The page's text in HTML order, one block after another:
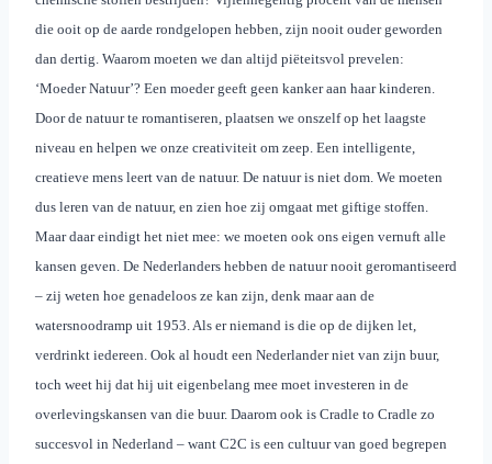
die ooit op de aarde rondgelopen hebben, zijn nooit ouder geworden
dan dertig. Waarom moeten we dan altijd piëteitsvol prevelen:
‘Moeder Natuur’? Een moeder geeft geen kanker aan haar kinderen.
Door de natuur te romantiseren, plaatsen we onszelf op het laagste
niveau en helpen we onze creativiteit om zeep. Een intelligente,
creatieve mens leert van de natuur. De natuur is niet dom. We moeten
dus leren van de natuur, en zien hoe zij omgaat met giftige stoffen.
Maar daar eindigt het niet mee: we moeten ook ons eigen vernuft alle
kansen geven. De Nederlanders hebben de natuur nooit geromantiseerd
– zij weten hoe genadeloos ze kan zijn, denk maar aan de
watersnoodramp uit 1953. Als er niemand is die op de dijken let,
verdrinkt iedereen. Ook al houdt een Nederlander niet van zijn buur,
toch weet hij dat hij uit eigenbelang mee moet investeren in de
overlevingskansen van die buur. Daarom ook is Cradle to Cradle zo
succesvol in Nederland – want C2C is een cultuur van goed begrepen